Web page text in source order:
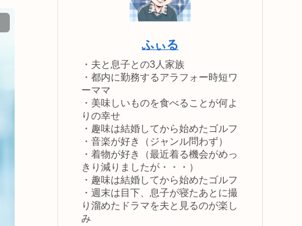
ふぃる
・夫と息子との3人家族
・都内に勤務するアラフォー時短ワ
ーママ
・美味しいものを食べることが何よ
りの幸せ
・趣味は結婚してから始めたゴルフ
・音楽が好き（ジャンル問わず）
・着物が好き（最近着る機会がめっ
きり減りましたが・・・）
・趣味は結婚してから始めたゴルフ
・週末は目下、息子が寝たあとに撮
り溜めたドラマを夫と見るのが楽し
み